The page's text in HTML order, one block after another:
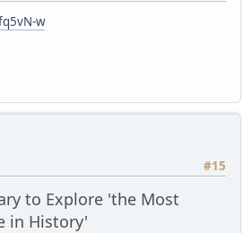
w
#15
to Explore 'the Most
in History'